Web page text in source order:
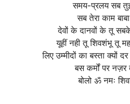
समय-प्रलय सब
सब तेरा काम
देवों के दानवों के तू
यूहीं नही तू शिवशंभू तू
लिए उम्मीदों का बस्ता क्यों
बस कर्मों पर
बोलो ॐ नमः